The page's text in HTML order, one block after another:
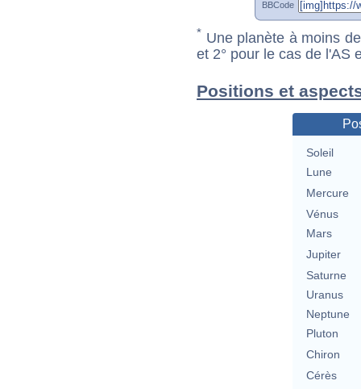
BBCode
* Une planète à moins
et 2° pour le cas de l'AS
Positions et
Soleil
Lune
Mercure
Vénus
Mars
Jupiter
Saturne
Uranus
Neptune
Pluton
Chiron
Cérès